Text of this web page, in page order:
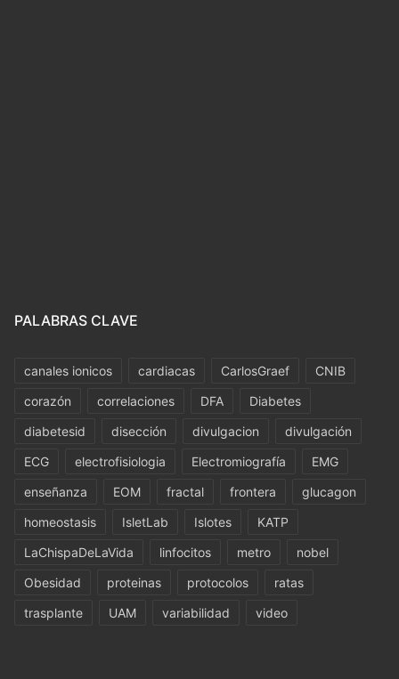
PALABRAS CLAVE
canales ionicos cardiacas CarlosGraef
CNIB
corazón
correlaciones DFA
Diabetes
diabetesid
disección divulgacion
divulgación
ECG
electrofisiologia Electromiografía
EMG
enseñanza
EOM fractal frontera
glucagon
homeostasis
IsletLab Islotes
KATP
LaChispaDeLaVida
linfocitos metro
nobel
Obesidad
proteinas protocolos
ratas
trasplante
UAM variabilidad video